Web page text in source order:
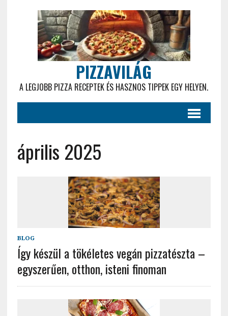
PIZZAVILÁG
A LEGJOBB PIZZA RECEPTEK ÉS HASZNOS TIPPEK EGY HELYEN.
április 2025
BLOG
Így készül a tökéletes vegán pizzatészta –
egyszerűen, otthon, isteni finoman